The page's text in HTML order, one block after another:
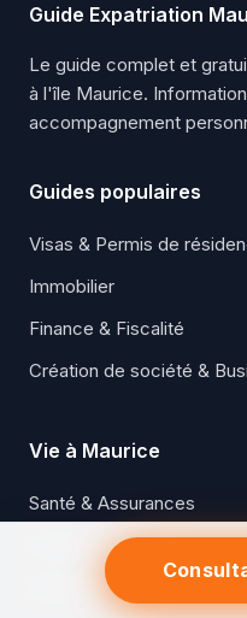
Guide Expatriation
Le guide complet et
à l'île Maurice.
accompagnement
Guides populaires
Visas & Permis de
Immobilier
Finance & Fiscalité
Création de société &
Vie à Maurice
Santé & Assurances
Écoles & Éducation
Qualité de vie